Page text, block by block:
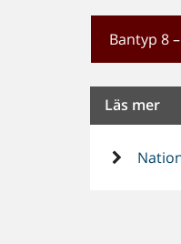
Bantyp 8
Läs mer